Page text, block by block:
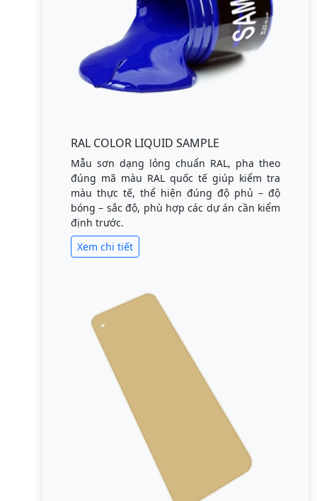
RAL COLOR LIQUID SAMPLE
Mẫu sơn dạng lỏng chuẩn RAL, pha theo
đúng mã màu RAL quốc tế giúp kiểm tra
màu thực tế, thể hiện đúng độ phủ – độ
bóng – sắc độ, phù hợp các dự án cần kiểm
định trước.
Xem chi tiết